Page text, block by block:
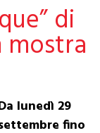
di
lunedì 29
fino